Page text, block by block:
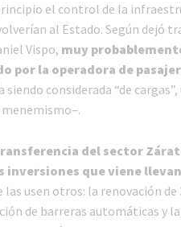
el control de la
al Estado. Según dejó
Vispo, muy
por la operadora de
siendo considerada “de
del sector
inversiones que viene
las usen otros: la renovación
de barreras automáticas y